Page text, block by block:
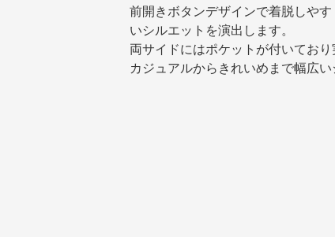
前開きボタンデザインで着脱しや
いシルエットを演出します。
両サイドにはポケットが付いており
カジュアルからきれいめまで幅広